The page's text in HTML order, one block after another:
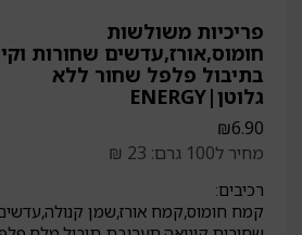
פריכיות משולשות
חומוס,אורז,עדשים שחורות
בתיבול פלפל שחור ללא
גלוטן|ENERGY
₪6.90
מחיר ל100 גרם: 23 ₪
רכיבים:
קמח חומוס,קמח אורז,שמן